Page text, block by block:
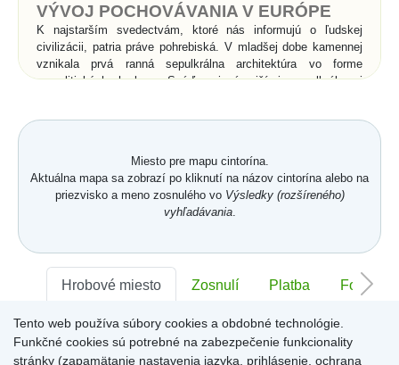
VÝVOJ POCHOVÁVANIA V EURÓPE
K najstarším svedectvám, ktoré nás informujú o ľudskej
civilizácii, patria práve pohrebiská. V mladšej dobe kamennej
vznikala prvá ranná sepulkrálna architektúra vo forme
megalitických hrobov. Snáď najznámejšími sepulkrálnymi
umiestňovali po dve urny s popolom. Rímske katakomby boli
podzemné pohrebiská pre kostrové pochovávanie a súviseli s
prechodom od spaľovania mŕtvych ku kostrovému
pochovávaniu v 2.storočí n. l.. Pod vplyvom kresťanstva
spaľovaním, čo je spojené s vierou v zmŕtvychvstanie
zomrelých. Od povolenia kresťanstva sa pochovávanie
uskutočňuje priamo v chrámoch a kláštoroch, alebo vo
Významné zmeny v
pochovávaní nastali až v
Miesto pre mapu cintorína.
Aktuálna mapa sa zobrazí po kliknutí na názov cintorína alebo na
priezvisko a meno zosnulého vo Výsledky (rozšíreného)
vyhľadávania.
Hrobové miesto Zosnulí Platba Foto
Sektor:- Rad:- Číslo:-
Tento web používa súbory cookies a obdobné technológie.
Funkčné cookies sú potrebné na zabezpečenie funkcionality
stránky (zapamätanie nastavenia jazyka, prihlásenie, ochrana